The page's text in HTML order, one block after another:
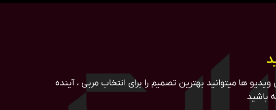
ها میتوانید بهترین تصمیم را برای انتخاب مربی ، آینده
باشید